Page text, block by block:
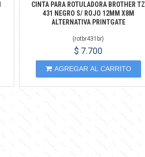
CINTA PARA ROTULADORA BROTHER TZ
431 NEGRO S/ ROJO 12MM X8M
ALTERNATIVA PRINTGATE
(rotbr431br)
$ 7.700
AGREGAR AL CARRITO